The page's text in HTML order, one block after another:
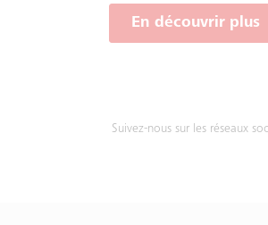
En découvrir plus
Suivez-nous sur les réseaux